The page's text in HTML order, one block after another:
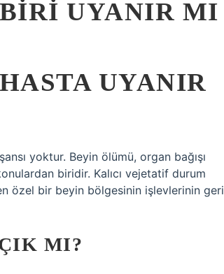
UYANIR MI
UYANIR
yoktur. Beyin ölümü, organ bağışı
biridir. Kalıcı vejetatif durum
özel bir beyin bölgesinin işlevlerinin geri
MI?